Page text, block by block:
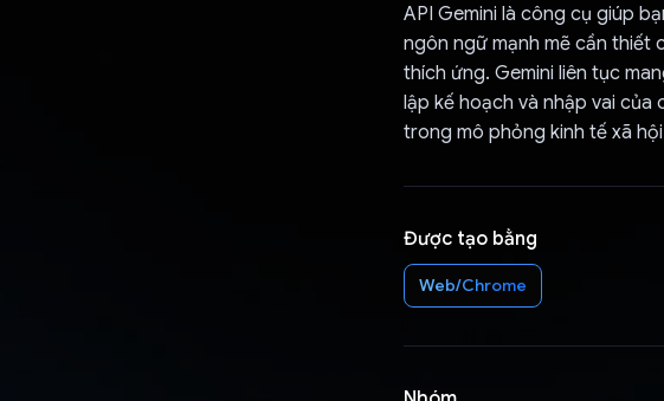
API Gemini là công cụ giúp
ngôn ngữ mạnh mẽ cần thiết
thích ứng. Gemini liên tục
lập kế hoạch và nhập vai của
trong mô phỏng kinh tế xã
Được tạo bằng
Web/Chrome